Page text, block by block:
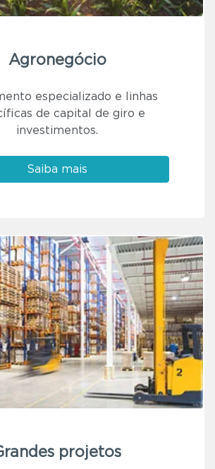
Agronegócio
especializado e linhas
de capital de giro e
investimentos.
Saiba mais
projetos